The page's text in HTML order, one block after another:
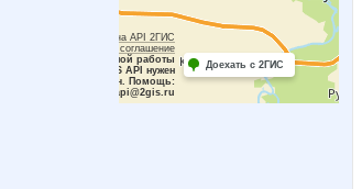
Работает на API 2ГИС
Лицензионное соглашение
Для корректной работы
Raster JS API нужен
ключ. Помощь:
api@2gis.ru
Доехать с 2ГИС